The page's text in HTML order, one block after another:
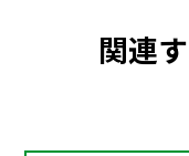
関連